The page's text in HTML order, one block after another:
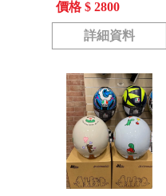
通風 透氣 EPS 舒
適 快拆鏡片N-812
價格 $ 2800
詳細資料